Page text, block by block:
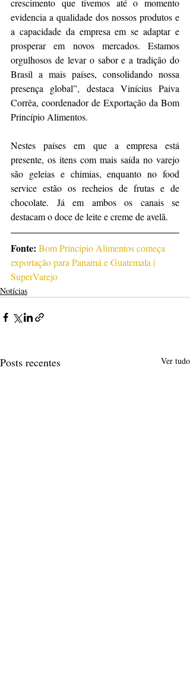
crescimento que tivemos até o momento
evidencia a qualidade dos nossos produtos e
a capacidade da empresa em se adaptar e
prosperar em novos mercados. Estamos
orgulhosos de levar o sabor e a tradição do
Brasil a mais países, consolidando nossa
presença global”, destaca Vinícius Paiva
Corrêa, coordenador de Exportação da Bom
Princípio Alimentos.
Nestes países em que a empresa está
presente, os itens com mais saída no varejo
são geleias e chimias, enquanto no food
service estão os recheios de frutas e de
chocolate. Já em ambos os canais se
destacam o doce de leite e creme de avelã.
Fonte: Bom Princípio Alimentos começa
exportação para Panamá e Guatemala |
SuperVarejo
Notícias
Posts recentes Ver tudo